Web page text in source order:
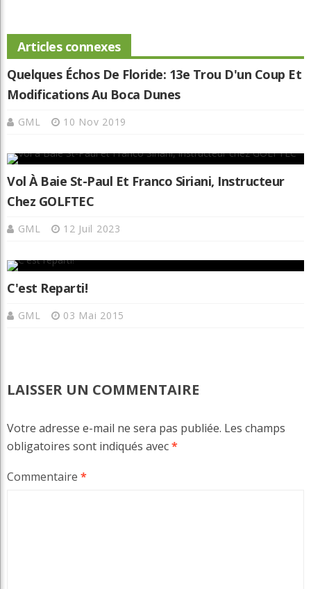
Articles connexes
Quelques Échos De Floride: 13e Trou D'un Coup Et
Modifications Au Boca Dunes
GML 10 Nov 2019
Vol À Baie St-Paul Et Franco Siriani, Instructeur
Chez GOLFTEC
GML 12 Juil 2023
C'est Reparti!
GML 03 Mai 2015
LAISSER UN COMMENTAIRE
Votre adresse e-mail ne sera pas publiée. Les champs
obligatoires sont indiqués avec*
Commentaire *